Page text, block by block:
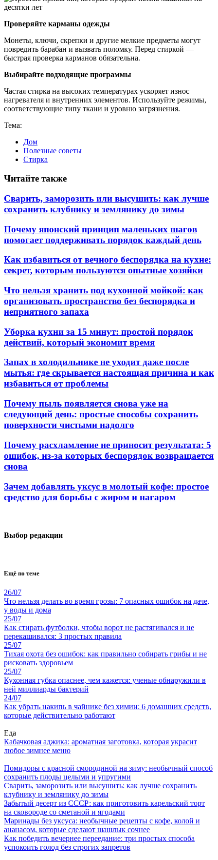
Проверяйте карманы одежды
Монеты, ключи, скрепки и другие мелкие предметы могут
повредить барабан и вызвать поломку. Перед стиркой —
быстрая проверка карманов обязательна.
Выбирайте подходящие программы
Частая стирка на высоких температурах ускоряет износ
нагревателя и внутренних элементов. Используйте режимы,
соответствующие типу ткани и уровню загрязнения.
Тема:
Дом
Полезные советы
Стирка
Читайте также
Сварить, заморозить или высушить: как лучше
сохранить клубнику и землянику до зимы
Почему японский принцип маленьких шагов
помогает поддерживать порядок каждый день
Как избавиться от вечного беспорядка на кухне:
секрет, которым пользуются опытные хозяйки
Что нельзя хранить под кухонной мойкой: как
организовать пространство без беспорядка и
неприятного запаха
Уборка кухни за 15 минут: простой порядок
действий, который экономит время
Запах в холодильнике не уходит даже после
мытья: где скрывается настоящая причина и как
избавиться от проблемы
Почему пыль появляется снова уже на
следующий день: простые способы сохранить
поверхности чистыми надолго
Почему расхламление не приносит результата: 5
ошибок, из-за которых беспорядок возвращается
снова
Зачем добавлять уксус в молотый кофе: простое
средство для борьбы с жиром и нагаром
Выбор редакции
Ещё по теме
26/07
Что нельзя делать во время грозы: 7 опасных ошибок на даче,
у воды и дома
25/07
Как стирать футболки, чтобы ворот не растягивался и не
перекашивался: 3 простых правила
25/07
Тихая охота без ошибок: как правильно собирать грибы и не
рисковать здоровьем
25/07
Кухонная губка опаснее, чем кажется: ученые обнаружили в
ней миллиарды бактерий
24/07
Как убрать накипь в чайнике без химии: 6 домашних средств,
которые действительно работают
Еда
Кабачковая аджика: ароматная заготовка, которая украсит
любое зимнее меню
Помидоры с красной смородиной на зиму: необычный способ
сохранить плоды целыми и упругими
Сварить, заморозить или высушить: как лучше сохранить
клубнику и землянику до зимы
Забытый десерт из СССР: как приготовить карельский торт
на сковороде со сметаной и ягодами
Маринады без уксуса: необычные рецепты с кофе, колой и
ананасом, которые сделают шашлык сочнее
Как победить вечернее переедание: три простых способа
успокоить голод без строгих запретов